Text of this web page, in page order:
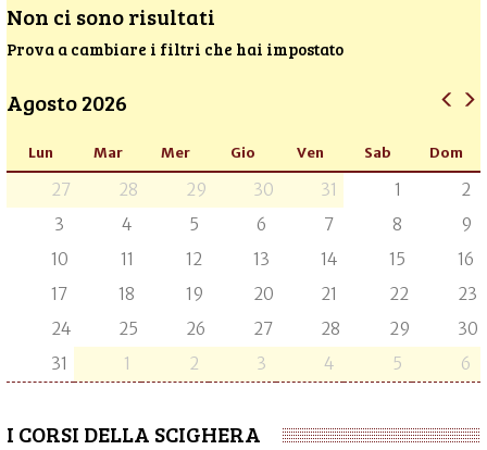
Non ci sono risultati
Prova a cambiare i filtri che hai impostato
Agosto 2026
Lun Mar Mer Gio Ven Sab Dom
27 28 29 30 31 1
2
3
4 5 6 7 8
9
10
11 12 13 14 15
16
17
18 19 20 21 22
23
24
25 26 27 28 29
30
31
1 2 3 4 5 6
I CORSI DELLA SCIGHERA